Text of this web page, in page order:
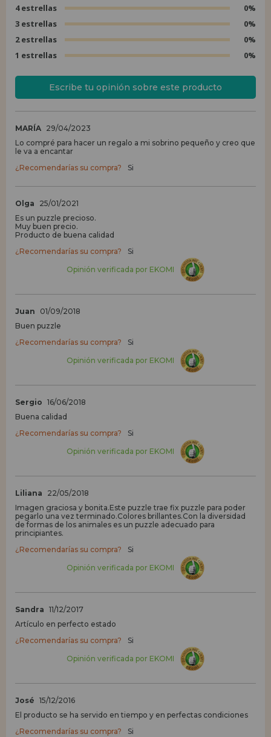
4 estrellas
0%
3 estrellas
0%
2 estrellas
0%
1 estrellas
0%
Escribe tu opinión sobre este producto
MARÍA 29/04/2023
Lo compré para hacer un regalo a mi sobrino pequeño y creo que
le va a encantar
¿Recomendarías su compra?
Si
Olga
25/01/2021
Es un puzzle precioso.
Muy buen precio.
Producto de buena calidad
¿Recomendarías su compra?
Si
Opinión verificada por EKOMI
Juan
01/09/2018
Buen puzzle
¿Recomendarías su compra?
Si
Opinión verificada por EKOMI
Sergio 16/06/2018
Buena calidad
¿Recomendarías su compra?
Si
Opinión verificada por EKOMI
Liliana
22/05/2018
Imagen graciosa y bonita.Este puzzle trae fix puzzle para poder
pegarlo una vez terminado.Colores brillantes.Con la diversidad
de formas de los animales es un puzzle adecuado para
principiantes.
¿Recomendarías su compra?
Si
Opinión verificada por EKOMI
Sandra 11/12/2017
Artículo en perfecto estado
¿Recomendarías su compra?
Si
Opinión verificada por EKOMI
José 15/12/2016
El producto se ha servido en tiempo y en perfectas condiciones
¿Recomendarías su compra?
Si